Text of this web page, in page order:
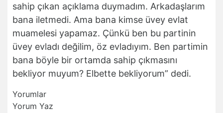
sahip çıkan açıklama duymadım. Arkadaşlarım
bana iletmedi. Ama bana kimse üvey evlat
muamelesi yapamaz. Çünkü ben bu partinin
üvey evladı değilim, öz evladıyım. Ben partimin
bana böyle bir ortamda sahip çıkmasını
bekliyor muyum? Elbette bekliyorum” dedi.
Yorumlar
Yorum Yaz